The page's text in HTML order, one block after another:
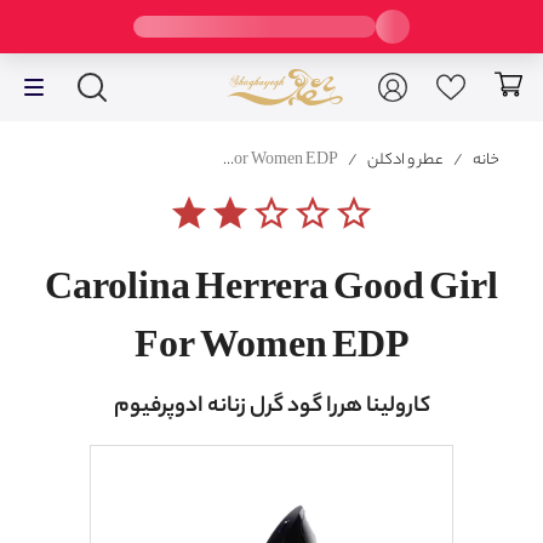
خانه / عطر و ادکلن /
Carolina Herrera Good Girl For Women EDP
starstarstar_borderstar_borderstar_border
Carolina Herrera Good Girl
For Women EDP
کارولینا هررا گود گرل زنانه ادوپرفیوم